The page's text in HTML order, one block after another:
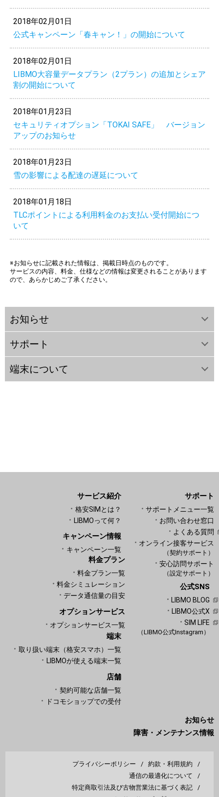
2018年02月01日
公式キャンペーン「春キャン！」の開始について
2018年02月01日
LIBMO大容量データプラン（2プラン）の追加とシェア
割の開始について
2018年01月23日
セキュリティオプション「TOKAI SAFE」 バージョン
アップのお知らせ
2018年01月23日
雪の影響による配達の遅延について
2018年01月18日
TLCポイントによる利用料金のお支払い受付開始につ
いて
※お知らせに記載された情報は、掲載日時点のものです。
サービスの内容、料金、仕様などの情報は変更されることがあります
ので、あらかじめご了承ください。
お知らせ
サポート
端末について
サービス紹介
格安SIMとは？
LIBMOって何？
キャンペーン情報
キャンペーン一覧
料金プラン
料金プラン一覧
料金シミュレーション
データ通信量の目安
オプションサービス
オプションサービス一覧
端末
取り扱い端末（格安スマホ）一覧
LIBMOが使える端末一覧
店舗
契約可能な店舗一覧
ドコモショップでの受付
サポート
サポートメニュー一覧
お問い合わせ窓口
よくある質問
オンライン接客サービス
（契約サポート）
安心訪問サポート
（設定サポート）
公式SNS
LIBMO BLOG
LIBMO公式X
SIM LIFE
（LIBMO公式Instagram）
お知らせ
障害・メンテナンス情報
プライバシーポリシー
約款・利用規約
通信の最適化について
特定商取引法及び古物営業法に基づく表記